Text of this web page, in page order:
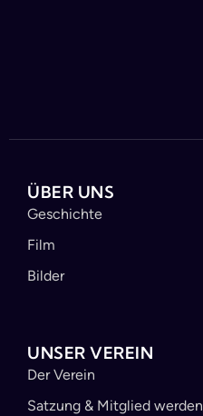
ÜBER UNS
Geschichte
Film
Bilder
UNSER VEREIN
Der Verein
Satzung & Mitglied werden